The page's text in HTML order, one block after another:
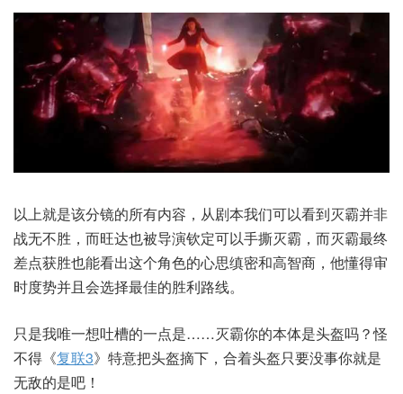
以上就是该分镜的所有内容，从剧本我们可以看到灭霸并非
战无不胜，而旺达也被导演钦定可以手撕灭霸，而灭霸最终
差点获胜也能看出这个角色的心思缜密和高智商，他懂得审
时度势并且会选择最佳的胜利路线。
只是我唯一想吐槽的一点是……灭霸你的本体是头盔吗？怪
不得《复联3》特意把头盔摘下，合着头盔只要没事你就是
无敌的是吧！